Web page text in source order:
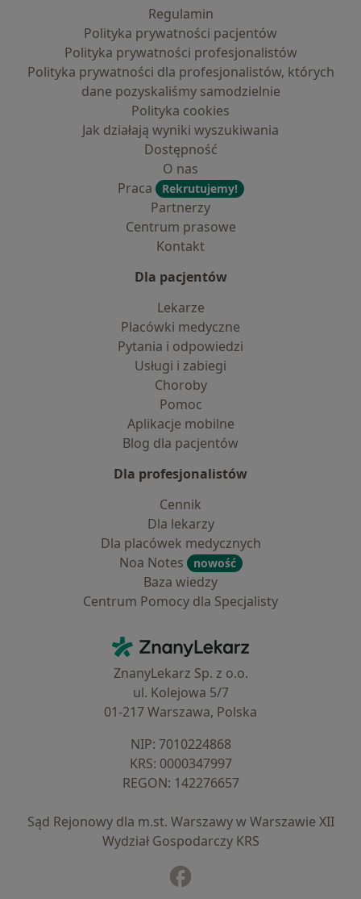
Regulamin
Polityka prywatności pacjentów
Polityka prywatności profesjonalistów
Polityka prywatności dla profesjonalistów, których
dane pozyskaliśmy samodzielnie
Polityka cookies
Jak działają wyniki wyszukiwania
Dostępność
O nas
Praca
Rekrutujemy!
Partnerzy
Centrum prasowe
Kontakt
Dla pacjentów
Lekarze
Placówki medyczne
Pytania i odpowiedzi
Usługi i zabiegi
Choroby
Pomoc
Aplikacje mobilne
Blog dla pacjentów
Dla profesjonalistów
Cennik
Dla lekarzy
Dla placówek medycznych
Noa Notes
nowość
Baza wiedzy
Centrum Pomocy dla Specjalisty
ZnanyLekarz - Strona główna
ZnanyLekarz Sp. z o.o.
ul. Kolejowa 5/7
01-217 Warszawa, Polska
NIP: ⁠7010224868
KRS: ⁠0000347997
REGON: ⁠142276657
Sąd Rejonowy dla m.st. Warszawy w Warszawie XII
Wydział Gospodarczy KRS